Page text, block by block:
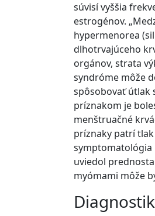
súvisí vyššia
estrogénov.
hypermenorea
dlhotrvajúceho
orgánov, strata
syndróme môže
spôsobovať útlak
príznakom je
menštruačné
príznaky patrí
symptomatológia
uviedol
myómami môže